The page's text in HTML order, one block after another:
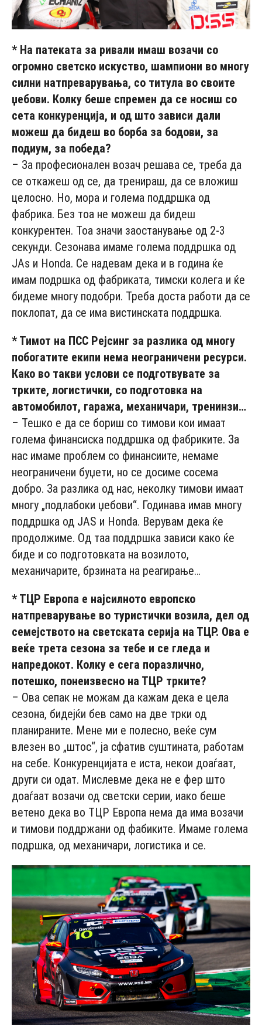
* На патеката за ривали имаш возачи со
огромно светско искуство, шампиони во многу
силни натпреварувања, со титула во своите
џебови. Колку беше спремен да се носиш со
сета конкуренција, и од што зависи дали
можеш да бидеш во борба за бодови, за
подиум, за победа?
– За професионален возач решава се, треба да
се откажеш од се, да тренираш, да се вложиш
целосно. Но, мора и голема поддршка од
фабрика. Без тоа не можеш да бидеш
конкурентен. Тоа значи заостанување од 2-3
секунди. Сезонава имаме голема поддршка од
JAs и Honda. Се надевам дека и в година ќе
имам подршка од фабриката, тимски колега и ќе
бидеме многу подобри. Треба доста работи да се
поклопат, да се има вистинската поддршка.
* Тимот на ПСС Рејсинг за разлика од многу
побогатите екипи нема неограничени ресурси.
Како во такви услови се подготвувате за
трките, логистички, со подготовка на
автомобилот, гаража, механичари, тренинзи…
– Тешко е да се бориш со тимови кои имаат
голема финансиска поддршка од фабриките. За
нас имаме проблем со финансиите, немаме
неограничени буџети, но се досиме сосема
добро. За разлика од нас, неколку тимови имаат
многу „подлабоки џебови“. Годинава имав многу
поддршка од JAS и Honda. Верувам дека ќе
продолжиме. Од таа поддршка зависи како ќе
биде и со подготовката на возилото,
механичарите, брзината на реагирање…
* ТЦР Европа е најсилното европско
натпреварување во туристички возила, дел од
семејството на светската серија на ТЦР. Ова е
веќе трета сезона за тебе и се гледа и
напредокот. Колку е сега поразлично,
потешко, понеизвесно на ТЦР трките?
– Ова сепак не можам да кажам дека е цела
сезона, бидејќи бев само на две трки од
планираните. Мене ми е полесно, веќе сум
влезен во „штос“, ја сфатив суштината, работам
на себе. Конкуренцијата е иста, некои доаѓаат,
други си одат. Мислевме дека не е фер што
доаѓаат возачи од светски серии, иако беше
ветено дека во ТЦР Европа нема да има возачи
и тимови поддржани од фабиките. Имаме голема
подршка, од механичари, логистика и се.